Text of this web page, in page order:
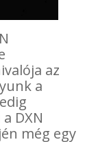
az
a
DXN
még egy